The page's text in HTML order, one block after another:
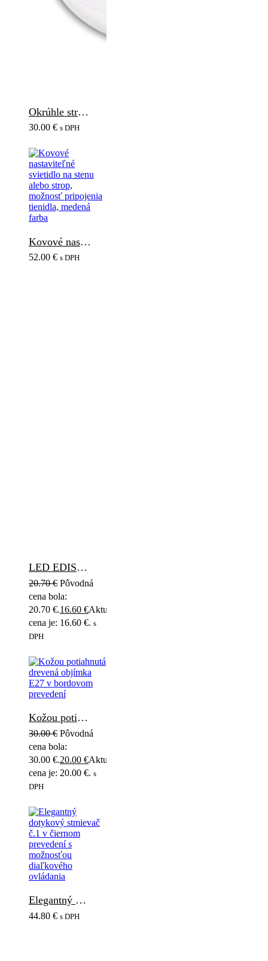
Okrúhle stropné LED svietidlo SHELLY, 18W, 1200lm
30.00 € s DPH
Kovové nastaviteľné svietidlo na stenu alebo strop, možnosť pripojenia tienidla, medená farba
52.00 € s DPH
LED EDISON žiarovka G95 so zlatým sklom - E27, 4W, 250lm, Teplá biela, Stmievateľná
20.70€ Pôvodná
cena bola:
20.70 €.16.60 €Aktuálna
cena je: 16.60 €. s
DPH
Kožou potiahnutá drevená objímka E27 v bordovom prevedení
30.00€ Pôvodná
cena bola:
30.00 €.20.00 €Aktuálna
cena je: 20.00 €. s
DPH
Elegantný dotykový stmievač č.1 v čiernom prevedení s možnosťou diaľkového ovládania
44.80 € s DPH